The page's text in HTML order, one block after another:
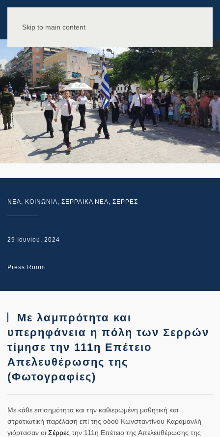
Skip to main content
NEA, ΚΟΙΝΩΝΙΑ, ΣΕΡΡΑΙΚΑ ΝΕΑ, ΣΕΡΡΕΣ
29 Ιουνίου, 2024
Press Room
Με λαμπρότητα και
υπερηφάνεια η πόλη των Σερρών
τίμησε την 111η Επέτειο
Απελευθέρωσης της
(Φωτογραφίες)
Με κάθε επισημότητα και την καθιερωμένη μαθητική και
στρατιωτική παρέλαση επί της οδού Κωνσταντίνου Καραμανλή
γιόρτασαν οι Σέρρες την 111η Επέτειο της Απελευθέρωσης της